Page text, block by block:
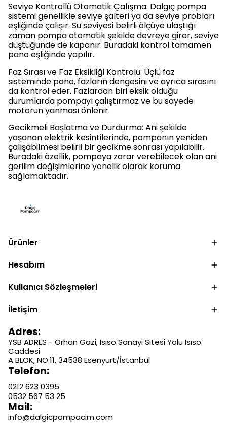
Seviye Kontrollü Otomatik Çalışma: Dalgıç pompa
sistemi genellikle seviye şalteri ya da seviye probları
eşliğinde çalışır. Su seviyesi belirli ölçüye ulaştığı
zaman pompa otomatik şekilde devreye girer, seviye
düştüğünde de kapanır. Buradaki kontrol tamamen
pano eşliğinde yapılır.
Faz Sırası ve Faz Eksikliği Kontrolü: Üçlü faz
sisteminde pano, fazların dengesini ve ayrıca sırasını
da kontrol eder. Fazlardan biri eksik olduğu
durumlarda pompayı çalıştırmaz ve bu sayede
motorun yanması önlenir.
Gecikmeli Başlatma ve Durdurma: Ani şekilde
yaşanan elektrik kesintilerinde, pompanın yeniden
çalışabilmesi belirli bir gecikme sonrası yapılabilir.
Buradaki özellik, pompaya zarar verebilecek olan ani
gerilim değişimlerine yönelik olarak koruma
sağlamaktadır.
Ürünler
Hesabım
Kullanıcı Sözleşmeleri
İletişim
Adres:
YSB ADRES - Orhan Gazi, Isıso Sanayi Sitesi Yolu Isıso
Caddesi
A BLOK, NO:11, 34538 Esenyurt/İstanbul
Telefon:
0212 623 0395
0532 567 53 25
Mail:
info@dalgicpompacim.com